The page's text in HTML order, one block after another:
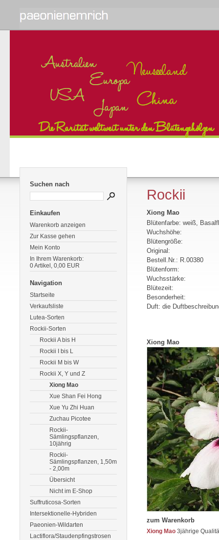
Suchen nach
Einkaufen
Warenkorb anzeigen
Zur Kasse gehen
Mein Konto
In Ihrem Warenkorb:
0Artikel, 0,00 EUR
Navigation
Startseite
Verkaufsliste
Lutea-Sorten
Rockii-Sorten
Rockii A bis H
Rockii I bis L
Rockii M bis W
Rockii X, Y und Z
Xiong Mao
Xue Shan Fei Hong
Xue Yu Zhi Huan
Zuchau Picotee
Rockii-
Sämlingspflanzen,
10jährig
Rockii-
Sämlingspflanzen, 1,50m
- 2,00m
Übersicht
Nicht im E-Shop
Suffruticosa-Sorten
Intersektionelle-Hybriden
Paeonien-Wildarten
Lactiflora/Staudenpfingstrosen
Rockii
Xiong Mao
Blütenfarbe: weiß,
Wuchshöhe:
Blütengröße:
Original:
Bestell.Nr.: R.00380
Blütenform:
Wuchsstärke:
Blütezeit:
Besonderheit:
Duft: die
Xiong Mao
zum Warenkorb
Xiong Mao 3jährige